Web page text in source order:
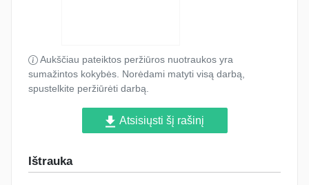
Aukščiau pateiktos peržiūros nuotraukos yra
sumažintos kokybės. Norėdami matyti visą darbą,
spustelkite peržiūrėti darbą.
Atsisiųsti šį rašinį
Ištrauka